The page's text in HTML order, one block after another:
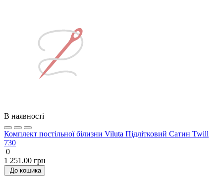
В наявності
Комплект постільної білизни Viluta Підлітковий Сатин Twill
730
0
1 251.00 грн
До кошика